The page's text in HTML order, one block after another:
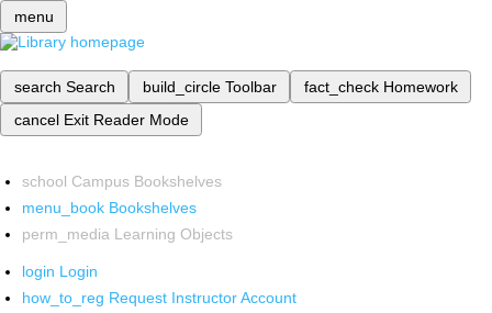
menu
search Search build_circle Toolbar fact_check Homework
cancel Exit Reader Mode
school Campus Bookshelves
menu_book Bookshelves
perm_media Learning Objects
login Login
how_to_reg Request Instructor Account